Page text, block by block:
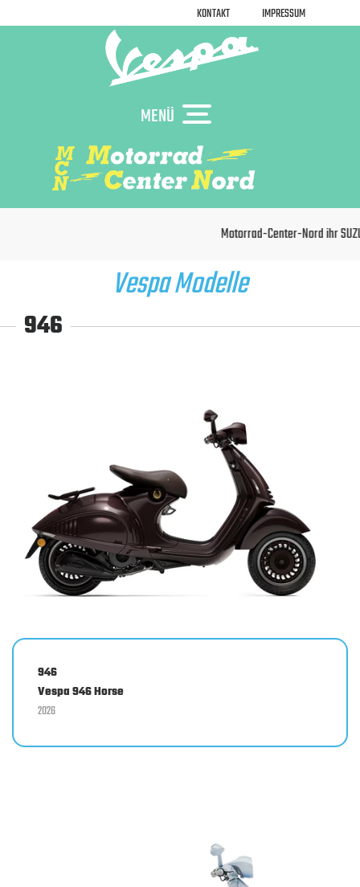
KONTAKT IMPRESSUM
MENÜ
Motorrad-Center-Nord ihr SUZUKI,
Vespa Modelle
946
946
Vespa 946 Horse
2026